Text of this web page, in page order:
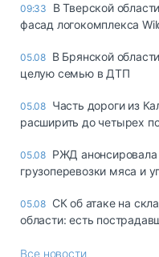
09:33
В Тверской
фасад логокомплекса
05.08 В Брянской
целую семью в ДТП
05.08 Часть дороги из
расширить до четырех
05.08 РЖД анонсировала
грузоперевозки мяса и
05.08 СК об атаке на
области: есть
Все новости